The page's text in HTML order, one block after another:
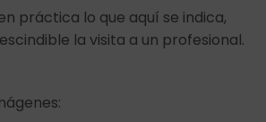
práctica lo que aquí se indica,
la visita a un profesional.